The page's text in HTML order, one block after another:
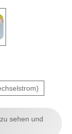
sehen und